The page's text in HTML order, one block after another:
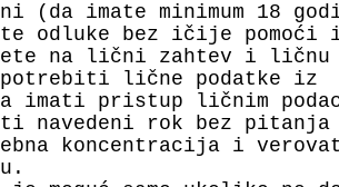
(da imate minimum 18
odluke bez ičije
na lični zahtev i ličnu
lične podatke iz
imati pristup ličnim
navedeni rok bez
koncentracija i